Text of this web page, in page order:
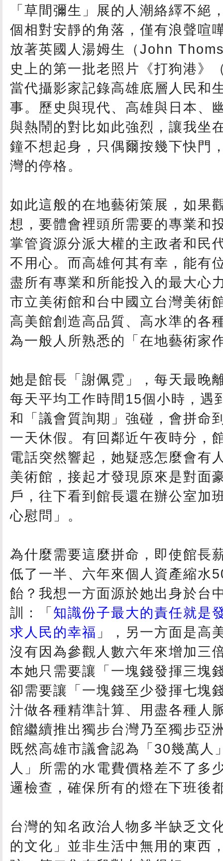
「草間彌生」展的人潮絡繹不絕
個相對安靜的角落，僅有浪聲喧
放著英國人湯姆生（John
史上的第一批老照片《打狗港》
當代攝影家記錄高雄底層人民和
事。歷史與現代、高雄與日本、
與熱鬧的對比如此強烈，讓我坐
鐘不想起身，只偶爾按幾下快門
灣的停格。
如此這般的在地藝術策展，如果
想，要體會裡頭所需要的專業和
掌管資源分派大權的主政者和民
不用心。而高雄何其有幸，能有
盡所有專業和所能投入的最大心
市立美術館和台中國立台灣美術
高美館創造高品質、高水準的各
為一般人所熟悉的「在地藝術家
她是館長「謝佩霓」，每天最晚
每天平均工作時間15個小時，遇
和「議會質詢期」強碰，會拼命
一天休假。有回鄰近午夜時分，
電話突然響起，她疑惑怎麼會有
美術館，接起才發現原來是對面
戶，往下看到館長還在辦公室加
心慰問」。
為什麼需要這麼拼命，即使館長
低了一半、六年來個人資產縮水
飴？我想一方面源於她出身於台
訓：「 知識份子最大的責任就是
求人民的幸福 」，另一方面是高
沒有因為參觀人數六年來增加三
本她只需要讓「一塊錢發揮三塊
卻需要讓「一塊錢至少發揮七塊
汁做各種精準計算、用盡各種人
館繼續推出獨步台灣乃至獨步亞
既然高雄市議會認為「30幾萬人
人」所需的水電費價格差不了多
邏檢查，確保所有的燈在下班後
台灣的知名政治人物多半缺乏文
的文化」並非生活中無用的東西